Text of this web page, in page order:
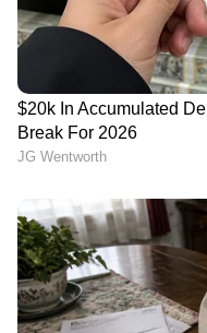
ക്ലിക് ചെയ്യുക
കണ്ണൂരിലെ
നേതാവ് കല്ല്
ചുമത്തി പൊലീസ് |
case